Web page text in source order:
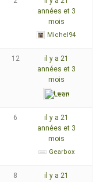
années et 3
mois
Michel94
12
il y a 21
années et 3
mois
Leon
6
il y a 21
années et 3
mois
Gearbox
8
il y a 21